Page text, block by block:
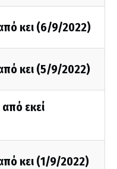
κει (6/9/2022)
κει (5/9/2022)
εκεί
κει (1/9/2022)